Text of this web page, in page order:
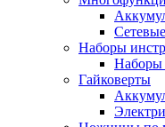
Сетевые
Наборы
Наборы
Гайковерты